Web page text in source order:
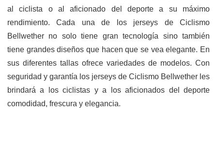
al ciclista o al aficionado del deporte a su máximo
rendimiento. Cada una de los jerseys de Ciclismo
Bellwether no solo tiene gran tecnología sino también
tiene grandes diseños que hacen que se vea elegante. En
sus diferentes tallas ofrece variedades de modelos. Con
seguridad y garantía los jerseys de Ciclismo Bellwether les
brindará a los ciclistas y a los aficionados del deporte
comodidad, frescura y elegancia.